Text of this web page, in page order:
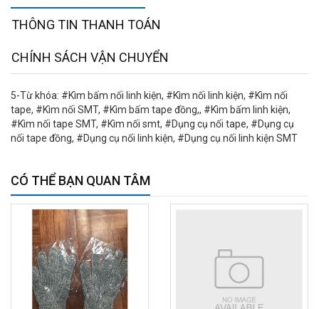
THÔNG TIN THANH TOÁN
CHÍNH SÁCH VẬN CHUYỂN
5-Từ khóa: #Kìm bấm nối linh kiện, #Kìm nối linh kiện, #Kìm nối
tape, #Kìm nối SMT, #Kìm bấm tape đồng,, #Kìm bấm linh kiện,
#Kìm nối tape SMT, #Kìm nối smt, #Dụng cụ nối tape, #Dụng cụ
nối tape đồng, #Dụng cụ nối linh kiện, #Dụng cụ nối linh kiện SMT
CÓ THỂ BẠN QUAN TÂM